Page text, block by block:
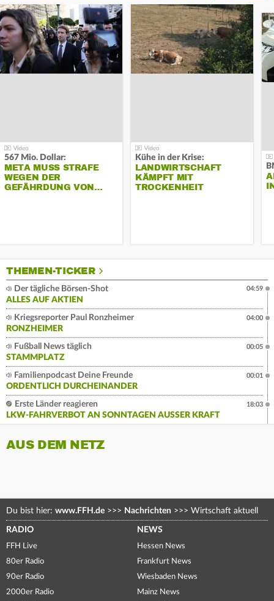
567 Mio. Dollar:
META MUSS STRAFE
WEGEN DER
GEFÄHRDUNG VON…
Kühe in der Krise:
LANDWIRTSCHAFT
KÄMPFT MIT
TROCKENHEIT
THEMEN-TICKER
Der tägliche Börsen-Shot
ALLES AUF AKTIEN
04:59
Kriegsreporter Paul Ronzheimer
RONZHEIMER
04:00
Fußball News täglich
STAMMPLATZ
00:05
Familienpodcast Deine Freunde
ORDENTLICH DURCHEINANDER
00:01
Erste Länder reagieren
LKW-FAHRVERBOT AN SONNTAGEN AUSSER KRAFT
18:03
AUS DEM NETZ
Du bist hier: www.FFH.de >>> Nachrichten >>> Wirtschaft aktuell
RADIO
FFH Live
80er Radio
90er Radio
2000er Radio
NEWS
Hessen News
Frankfurt News
Wiesbaden News
Mainz News